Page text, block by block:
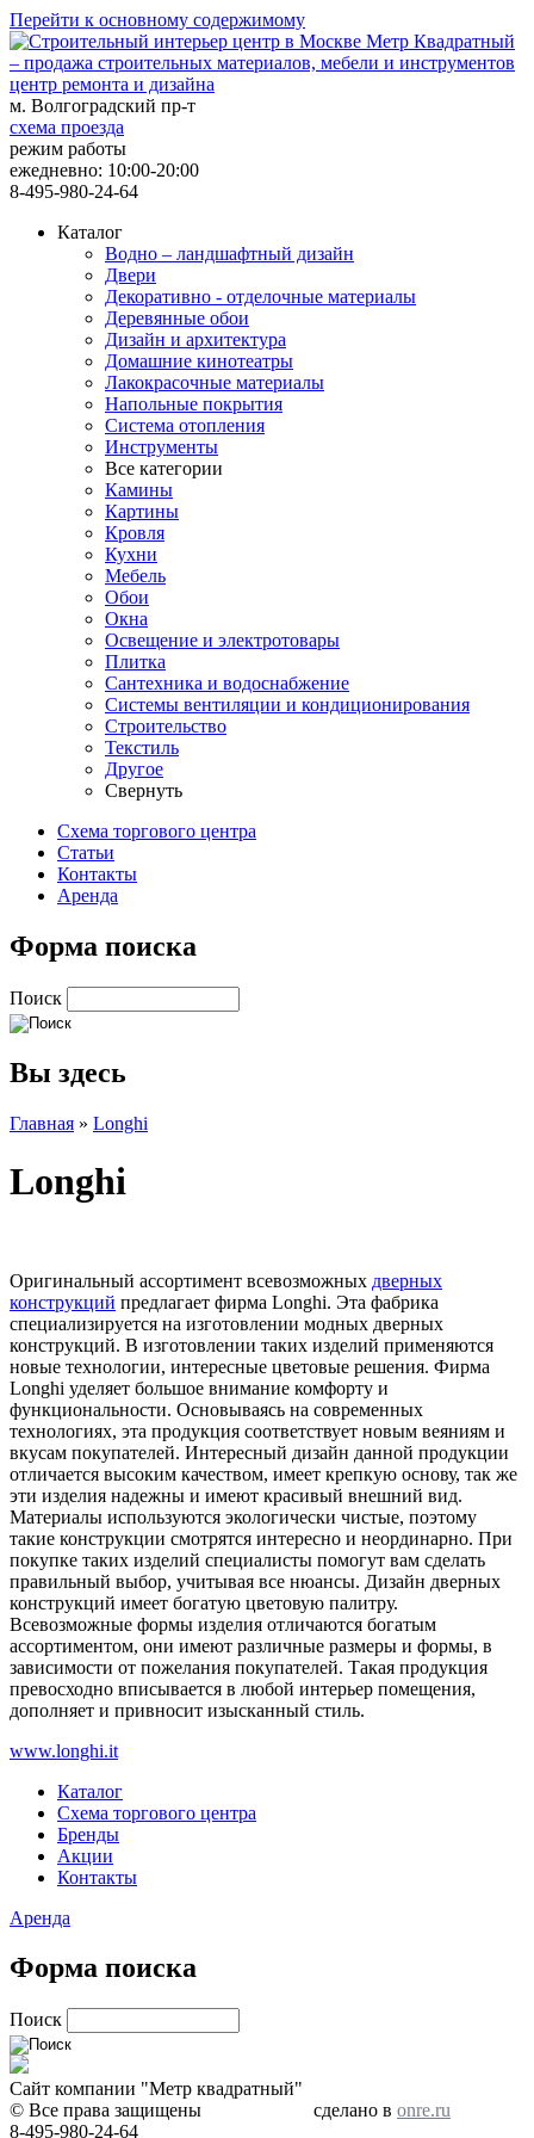
Перейти к основному содержимому
центр ремонта и дизайна
м. Волгоградский пр-т
схема проезда
режим работы
ежедневно: 10:00-20:00
8-495-980-24-64
Каталог
Водно – ландшафтный дизайн
Двери
Декоративно - отделочные материалы
Деревянные обои
Дизайн и архитектура
Домашние кинотеатры
Лакокрасочные материалы
Напольные покрытия
Система отопления
Инструменты
Все категории
Камины
Картины
Кровля
Кухни
Мебель
Обои
Окна
Освещение и электротовары
Плитка
Сантехника и водоснабжение
Системы вентиляции и кондиционирования
Строительство
Текстиль
Другое
Свернуть
Схема торгового центра
Статьи
Контакты
Аренда
Форма поиска
Поиск
Вы здесь
Главная » Longhi
Longhi
Оригинальный ассортимент всевозможных дверных
конструкций предлагает фирма Longhi. Эта фабрика
специализируется на изготовлении модных дверных
конструкций. В изготовлении таких изделий применяются
новые технологии, интересные цветовые решения. Фирма
Longhi уделяет большое внимание комфорту и
функциональности. Основываясь на современных
технологиях, эта продукция соответствует новым веяниям и
вкусам покупателей. Интересный дизайн данной продукции
отличается высоким качеством, имеет крепкую основу, так же
эти изделия надежны и имеют красивый внешний вид.
Материалы используются экологически чистые, поэтому
такие конструкции смотрятся интересно и неординарно. При
покупке таких изделий специалисты помогут вам сделать
правильный выбор, учитывая все нюансы. Дизайн дверных
конструкций имеет богатую цветовую палитру.
Всевозможные формы изделия отличаются богатым
ассортиментом, они имеют различные размеры и формы, в
зависимости от пожелания покупателей. Такая продукция
превосходно вписывается в любой интерьер помещения,
дополняет и привносит изысканный стиль.
www.longhi.it
Каталог
Схема торгового центра
Бренды
Акции
Контакты
Аренда
Форма поиска
Поиск
Сайт компании "Метр квадратный"
© Все права защищены
сделано в onre.ru
8-495-980-24-64